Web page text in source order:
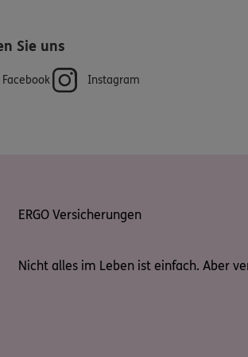
Sie uns
Facebook Instagram
ERGO Versicherungen
Nicht alles im Leben ist einfach. Aber